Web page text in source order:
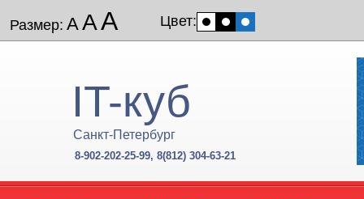
Размер: ААА Цвет:
IT-куб
Санкт-Петербург
8-902-202-25-99, 8(812) 304-63-21